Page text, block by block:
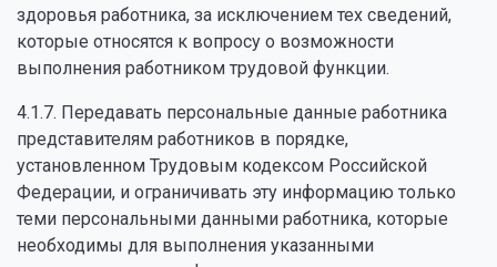
здоровья работника, за исключением тех сведений,
которые относятся к вопросу о возможности
выполнения работником трудовой функции.
4.1.7. Передавать персональные данные работника
представителям работников в порядке,
установленном Трудовым кодексом Российской
Федерации, и ограничивать эту информацию только
теми персональными данными работника, которые
необходимы для выполнения указанными